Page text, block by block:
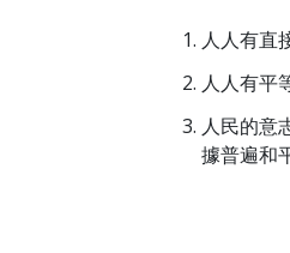
人人有直
人人有平
人民的意
據普遍和